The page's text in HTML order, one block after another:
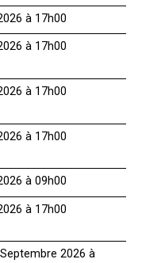
à 17h00
à 17h00
à 17h00
à 17h00
à 09h00
à 17h00
2026 à